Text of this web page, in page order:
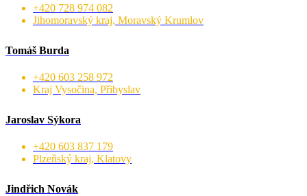
+420 728 974 082
Jihomoravský kraj, Moravský Krumlov
Tomáš Burda
+420 603 258 972
Kraj Vysočina, Přibyslav
Jaroslav Sýkora
+420 603 837 179
Plzeňský kraj, Klatovy
Jindřich Novák